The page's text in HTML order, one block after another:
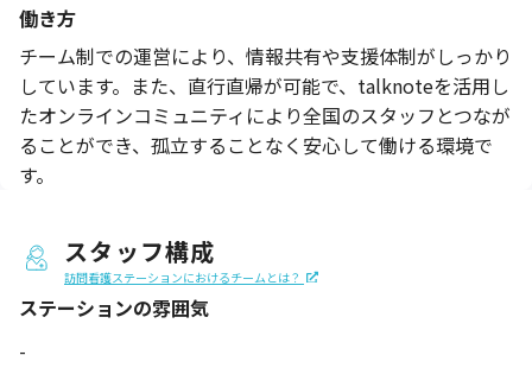
働き方
チーム制での運営により、情報共有や支援体制がしっかり
しています。また、直行直帰が可能で、talknoteを活用し
たオンラインコミュニティにより全国のスタッフとつなが
ることができ、孤立することなく安心して働ける環境で
す。
スタッフ構成
訪問看護ステーションにおけるチームとは？
ステーションの雰囲気
-